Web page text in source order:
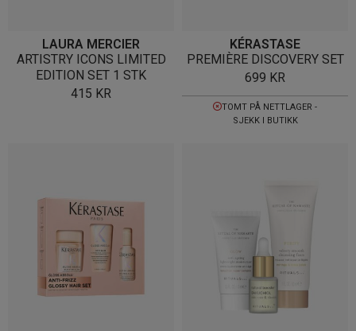
LAURA MERCIER
ARTISTRY ICONS LIMITED
EDITION SET 1 STK
415 KR
KÉRASTASE
PREMIÈRE DISCOVERY SET
699 KR
TOMT PÅ NETTLAGER -
SJEKK I BUTIKK